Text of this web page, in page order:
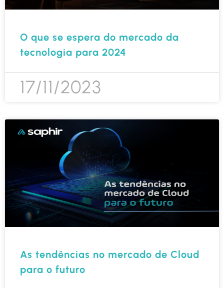
O que se espera do mercado da
tecnologia para 2024
17/11/2023
As tendências no mercado de Cloud
para o futuro